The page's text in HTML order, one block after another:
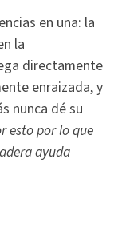
en una: la
la
directamente
enraizada, y
nunca dé su
esto por lo que
ayuda